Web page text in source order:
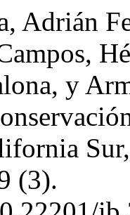
Adrián
y
(3).